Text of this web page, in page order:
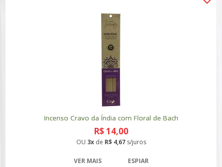
Incenso Cravo da Índia com Floral de Bach
R$ 14,00
OU 3xde R$ 4,67s/juros
VER MAIS ESPIAR